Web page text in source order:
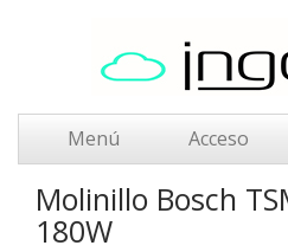
Menú Acceso
Molinillo Bosch
180W